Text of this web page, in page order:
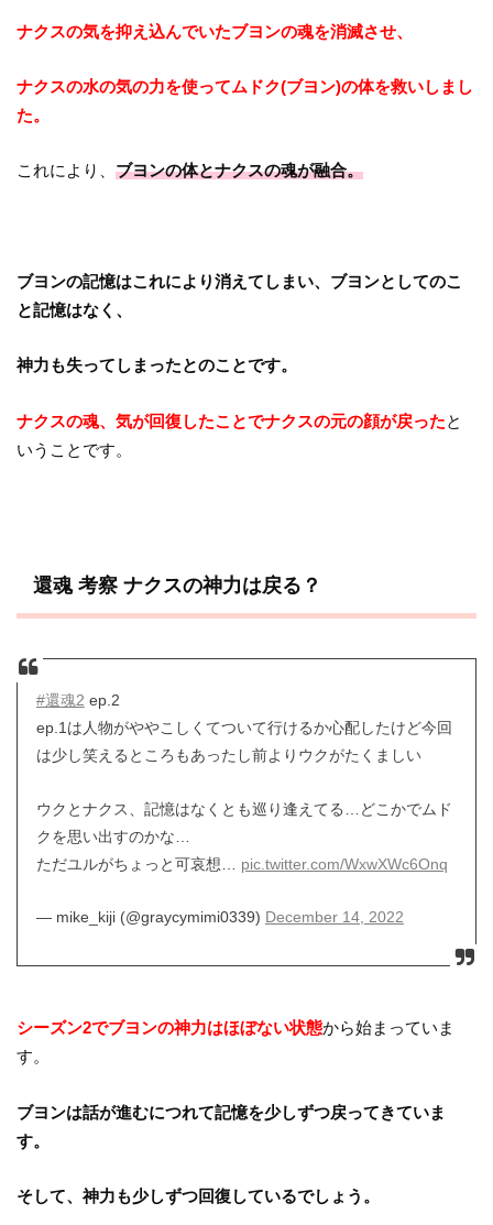
ナクスの気を抑え込んでいたブヨンの魂を消滅させ、
ナクスの水の気の力を使ってムドク(ブヨン)の体を救いしまし
た。
これにより、ブヨンの体とナクスの魂が融合。
ブヨンの記憶はこれにより消えてしまい、ブヨンとしてのこ
と記憶はなく、
神力も失ってしまったとのことです。
ナクスの魂、気が回復したことでナクスの元の顔が戻ったと
いうことです。
還魂 考察 ナクスの神力は戻る？
#還魂2 ep.2
ep.1は人物がややこしくてついて行けるか心配したけど今回
は少し笑えるところもあったし前よりウクがたくましい
ウクとナクス、記憶はなくとも巡り逢えてる…どこかでムド
クを思い出すのかな…
ただユルがちょっと可哀想… pic.twitter.com/WxwXWc6Onq
— mike_kiji (@graycymimi0339) December 14, 2022
シーズン2でブヨンの神力はほぼない状態から始まっていま
す。
ブヨンは話が進むにつれて記憶を少しずつ戻ってきていま
す。
そして、神力も少しずつ回復しているでしょう。